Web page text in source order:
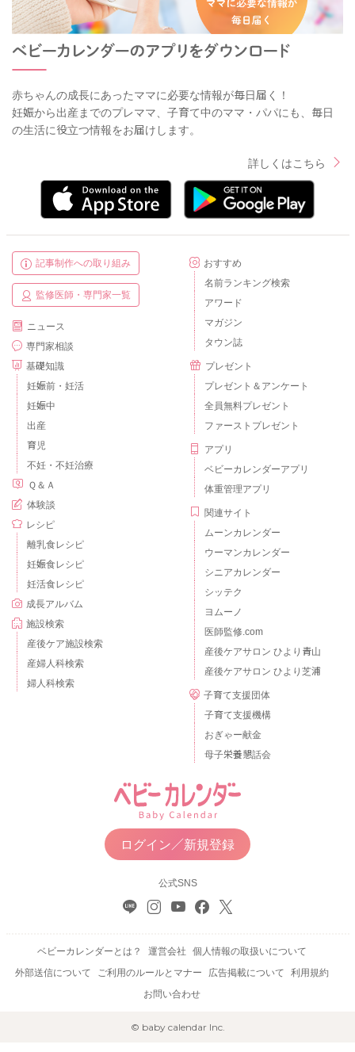
赤ちゃんの成長にあったママに必要な情報が毎日届く！
妊娠から出産までのプレママ、子育て中のママ・パパにも、毎日
の生活に役立つ情報をお届けします。
詳しくはこちら
記事制作への取り組み
監修医師・専門家一覧
ニュース
専門家相談
基礎知識
妊娠前・妊活
妊娠中
出産
育児
不妊・不妊治療
Ｑ＆Ａ
体験談
レシピ
離乳食レシピ
妊娠食レシピ
妊活食レシピ
成長アルバム
施設検索
産後ケア施設検索
産婦人科検索
婦人科検索
おすすめ
名前ランキング検索
アワード
マガジン
タウン誌
プレゼント
プレゼント＆アンケート
全員無料プレゼント
ファーストプレゼント
アプリ
ベビーカレンダーアプリ
体重管理アプリ
関連サイト
ムーンカレンダー
ウーマンカレンダー
シニアカレンダー
シッテク
ヨムーノ
医師監修.com
産後ケアサロン ひより青山
産後ケアサロン ひより芝浦
子育て支援団体
子育て支援機構
おぎゃー献金
母子栄養懇話会
ログイン／新規登録
公式SNS
ベビーカレンダーとは？ 運営会社
個人情報の取扱いについて
外部送信について
ご利用のルールとマナー 広告掲載について
利用規約
お問い合わせ
© baby calendar Inc.